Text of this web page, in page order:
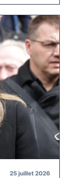
25 juillet 2026